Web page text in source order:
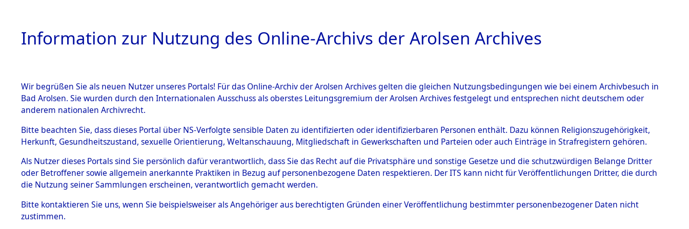
HOME BESTANDSBESCHREIBUNG ARCHIVALE ÜBERSICHT BILD
BESTÄNDE
Inhaftierungsdoku
mente
5. Verschiedenes
Todesmärsche
5.3.1 Alliierte
Listen von auf Todesmärschen Verstorbenen.→0005 (84607993)
→0004 (84607997)
0004 (84607997)
Information zur Nutzung des Online-Archivs der Arolsen Archives
Wir begrüßen Sie als neuen Nutzer unseres Portals! Für das Online-Archiv der Arolsen Archives gelten die gleichen Nutzungsbedingungen wie bei einem Archivbesuch in
Bad Arolsen. Sie wurden durch den Internationalen Ausschuss als oberstes Leitungsgremium der Arolsen Archives festgelegt und entsprechen nicht deutschem oder
anderem nationalen Archivrecht.
Bitte beachten Sie, dass dieses Portal über NS-Verfolgte sensible Daten zu identifizierten oder identifizierbaren Personen enthält. Dazu können Religionszugehörigkeit,
Herkunft, Gesundheitszustand, sexuelle Orientierung, Weltanschauung, Mitgliedschaft in Gewerkschaften und Parteien oder auch Einträge in Strafregistern gehören.
Als Nutzer dieses Portals sind Sie persönlich dafür verantwortlich, dass Sie das Recht auf die Privatsphäre und sonstige Gesetze und die schutzwürdigen Belange Dritter
oder Betroffener sowie allgemein anerkannte Praktiken in Bezug auf personenbezogene Daten respektieren. Der ITS kann nicht für Veröffentlichungen Dritter, die durch
die Nutzung seiner Sammlungen erscheinen, verantwortlich gemacht werden.
Bitte kontaktieren Sie uns, wenn Sie beispielsweiser als Angehöriger aus berechtigten Gründen einer Veröffentlichung bestimmter personenbezogener Daten nicht
zustimmen.